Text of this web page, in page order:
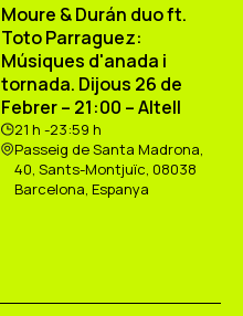
Moure & Durán duo ft.
Toto Parraguez:
Músiques d'anada i
tornada. Dijous 26 de
Febrer – 21:00 – Altell
21 h -23:59 h
Passeig de Santa Madrona,
40, Sants-Montjuïc, 08038
Barcelona, Espanya